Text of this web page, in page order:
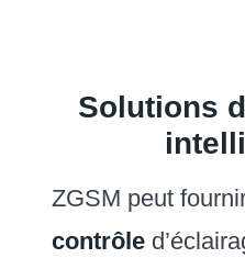
Solutions
ZGSM peut
contrôle